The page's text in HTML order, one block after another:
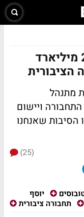
מבקר המדינה: נזק של 20 מיליארד
מתנהל
ויישום
שאנחנו
(25)
יוסף
תחבורה ציבורית